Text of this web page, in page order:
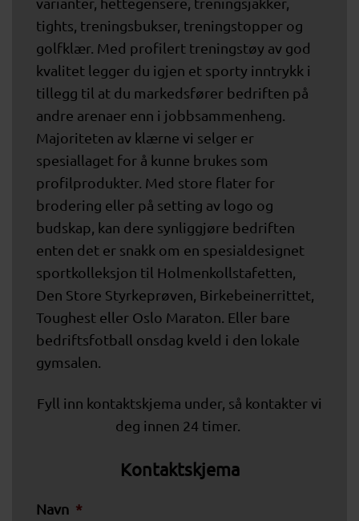
tights, treningsbukser, treningstopper og
golfklær. Med profilert treningstøy av god
kvalitet legger du igjen et sporty inntrykk i
tillegg til at du markedsfører bedriften på
andre arenaer enn i jobbsammenheng.
Majoriteten av klærne vi selger er
spesiallaget for å kunne brukes som
profilprodukter. Med store flater for
brodering eller på setting av logo og
budskap, kan dere synliggjøre bedriften
enten det er snakk om en spesialdesignet
sportkolleksjon til Holmenkollstafetten,
Den Store Styrkeprøven, Birkebeinerrittet,
Toughest eller Oslo Maraton. Eller bare
bedriftsfotball onsdag kveld i den lokale
gymsalen.
Fyll inn kontaktskjema under, så kontakter vi
deg innen 24 timer.
Kontaktskjema
Navn *